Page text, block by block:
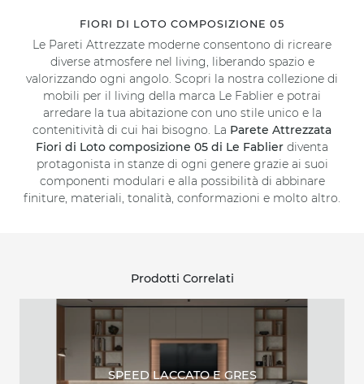
FIORI DI LOTO COMPOSIZIONE 05
Le Pareti Attrezzate moderne consentono di ricreare
diverse atmosfere nel living, liberando spazio e
valorizzando ogni angolo. Scopri la nostra collezione di
mobili per il living della marca Le Fablier e potrai
arredare la tua abitazione con uno stile unico e la
contenitività di cui hai bisogno. La Parete Attrezzata
Fiori di Loto composizione 05 di Le Fablier diventa
protagonista in stanze di ogni genere grazie ai suoi
componenti modulari e alla possibilità di abbinare
finiture, materiali, tonalità, conformazioni e molto altro.
Prodotti Correlati
SPEED LACCATO E GRES